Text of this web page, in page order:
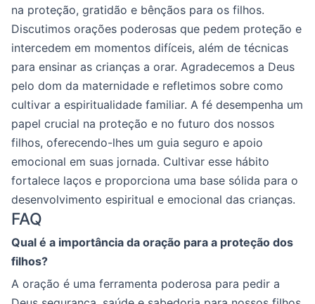
na proteção, gratidão e bênçãos para os filhos.
Discutimos orações poderosas que pedem proteção e
intercedem em momentos difíceis, além de técnicas
para ensinar as crianças a orar. Agradecemos a Deus
pelo dom da maternidade e refletimos sobre como
cultivar a espiritualidade familiar. A fé desempenha um
papel crucial na proteção e no futuro dos nossos
filhos, oferecendo-lhes um guia seguro e apoio
emocional em suas jornada. Cultivar esse hábito
fortalece laços e proporciona uma base sólida para o
desenvolvimento espiritual e emocional das crianças.
FAQ
Qual é a importância da oração para a proteção dos
filhos?
A oração é uma ferramenta poderosa para pedir a